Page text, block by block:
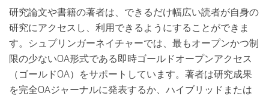
研究論文や書籍の著者は、できるだけ幅広い読者が自身の
研究にアクセスし、利用できるようにすることができま
す。シュプリンガーネイチャーでは、最もオープンかつ制
限の少ないOA形式である即時ゴールドオープンアクセス
（ゴールドOA）をサポートしています。著者は研究成果
を完全OAジャーナルに発表するか、ハイブリッドまたは